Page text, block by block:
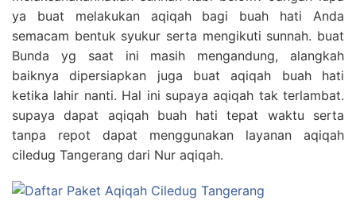
ya buat melakukan aqiqah bagi buah hati Anda
semacam bentuk syukur serta mengikuti sunnah. buat
Bunda yg saat ini masih mengandung, alangkah
baiknya dipersiapkan juga buat aqiqah buah hati
ketika lahir nanti. Hal ini supaya aqiqah tak terlambat.
supaya dapat aqiqah buah hati tepat waktu serta
tanpa repot dapat menggunakan layanan aqiqah
ciledug Tangerang dari Nur aqiqah.